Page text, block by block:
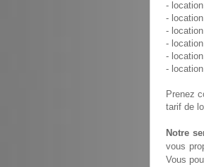
-
-
-
-
-
-
Prenez
tarif de
Notre
vous
Vous